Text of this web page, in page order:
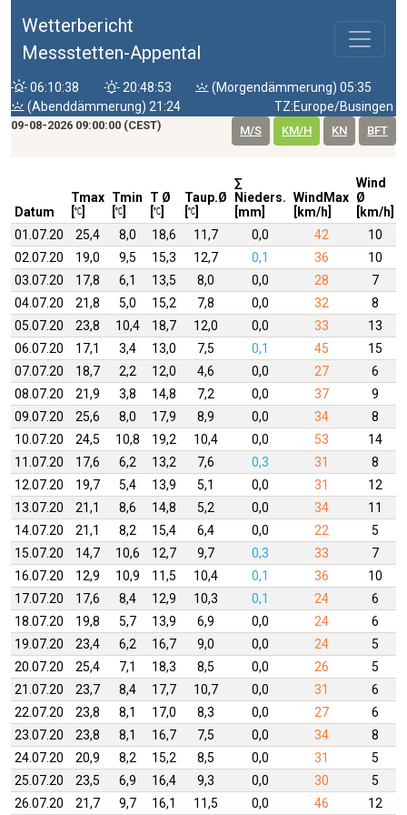
Wetterbericht
Messstetten-Appental
06:10:38 20:48:53
(Morgendämmerung) 05:35
(Abenddämmerung) 21:24
TZ:Europe/Busingen
09-08-2026 09:00:00 (CEST) M/S KM/H KN BFT
Datum
Tmax Tmin
T Ø
Taup.Ø
∑
Nieders.
[mm]
WindMax
[km/h]
Wind
Ø
[km/h]
01.07.20 25,4 8,0 18,6 11,7 0,0 42
10
02.07.20
19,0 9,5 15,3 12,7 0,1 36
10
03.07.20
17,8 6,1 13,5 8,0 0,0 28
7
04.07.20
21,8 5,0 15,2 7,8 0,0 32
8
05.07.20
23,8 10,4 18,7 12,0 0,0 33 13
06.07.20
17,1 3,4 13,0 7,5 0,1 45
15
07.07.20
18,7 2,2 12,0 4,6 0,0 27 6
08.07.20
21,9 3,8 14,8 7,2 0,0 37
9
09.07.20
25,6 8,0 17,9 8,9 0,0 34 8
10.07.20
24,5 10,8 19,2 10,4 0,0 53
14
11.07.20
17,6 6,2 13,2 7,6 0,3 31 8
12.07.20
19,7 5,4 13,9 5,1 0,0 31
12
13.07.20
21,1 8,6 14,8 5,2 0,0 34
11
14.07.20
21,1 8,2 15,4 6,4 0,0 22 5
15.07.20
14,7 10,6 12,7 9,7 0,3 33
7
16.07.20
12,9 10,9 11,5 10,4 0,1 36
10
17.07.20
17,6 8,4 12,9 10,3 0,1 24 6
18.07.20
19,8 5,7 13,9 6,9 0,0 24
6
19.07.20
23,4 6,2 16,7 9,0 0,0 24 5
20.07.20
25,4 7,1 18,3 8,5 0,0 26 5
21.07.20
23,7 8,4 17,7 10,7 0,0 31 6
22.07.20
23,8 8,1 17,0 8,3 0,0 27 6
23.07.20
23,8 8,1 16,7 7,5 0,0 34
8
24.07.20
20,9 8,2 15,2 8,5 0,0 31
5
25.07.20
23,5 6,9 16,4 9,3 0,0 30
5
26.07.20
21,7 9,7 16,1 11,5 0,0 46 12